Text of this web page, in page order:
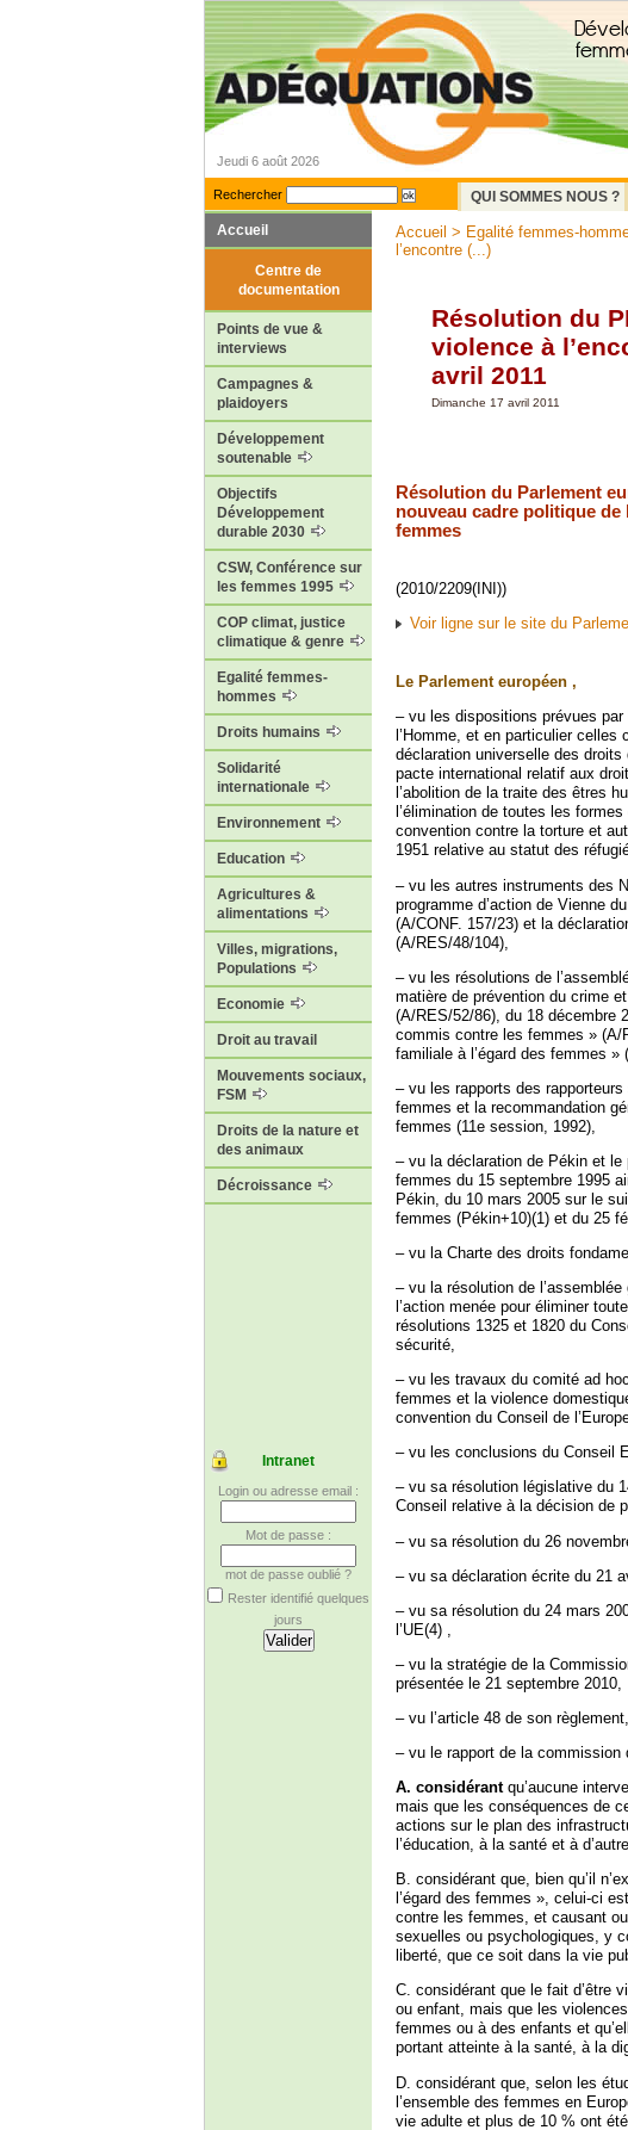
Jeudi 6 août 2026
Rechercher QUI SOMMES NOUS ?
Accueil
Centre de
documentation
Points de vue &
interviews
Campagnes &
plaidoyers
Développement
soutenable
Objectifs
Développement
durable 2030
CSW, Conférence sur
les femmes 1995
COP climat, justice
climatique & genre
Egalité femmes-
hommes
Droits humains
Solidarité
internationale
Environnement
Education
Agricultures &
alimentations
Villes, migrations,
Populations
Economie
Droit au travail
Mouvements sociaux,
FSM
Droits de la nature et
des animaux
Décroissance
Intranet
Login ou adresse email :
Mot de passe :
mot de passe oublié ?
Rester identifié quelques
jours
Accueil > Egalité femmes-
l’encontre (...)
Résolution du
violence à
avril 2011
Dimanche 17 avril 2011
Résolution du Parlement
nouveau cadre politique de
femmes
(2010/2209(INI))
Voir ligne sur le site du
Le Parlement européen ,
– vu les dispositions prévues
l’Homme, et en particulier
déclaration universelle des
pacte international relatif aux
l’abolition de la traite des êtres
l’élimination de toutes les
convention contre la torture et
1951 relative au statut des
– vu les autres instruments des
programme d’action de Vienne
(A/CONF. 157/23) et la
(A/RES/48/104),
– vu les résolutions de
matière de prévention du crime
(A/RES/52/86), du 18 décembre
commis contre les femmes » (A/
familiale à l’égard des femmes »
– vu les rapports des
femmes et la recommandation
femmes (11e session, 1992),
– vu la déclaration de Pékin et le
femmes du 15 septembre 1995
Pékin, du 10 mars 2005 sur le
femmes (Pékin+10)(1) et du 25
– vu la Charte des droits
– vu la résolution de
l’action menée pour éliminer
résolutions 1325 et 1820 du
sécurité,
– vu les travaux du comité ad
femmes et la violence
convention du Conseil de
– vu les conclusions du Conseil
– vu sa résolution législative du
Conseil relative à la décision de
– vu sa résolution du 26
– vu sa déclaration écrite du 21
– vu sa résolution du 24 mars
l’UE(4) ,
– vu la stratégie de la
présentée le 21 septembre 2010,
– vu l’article 48 de son règlement,
– vu le rapport de la commission
A. considérantqu’aucune
mais que les conséquences de
actions sur le plan des
l’éducation, à la santé et à
B. considérant que, bien qu’il
l’égard des femmes », celui-ci
contre les femmes, et causant
sexuelles ou psychologiques, y
liberté, que ce soit dans la vie
C. considérant que le fait d’être
ou enfant, mais que les
femmes ou à des enfants et
portant atteinte à la santé, à la
D. considérant que, selon les
l’ensemble des femmes en
vie adulte et plus de 10 % ont